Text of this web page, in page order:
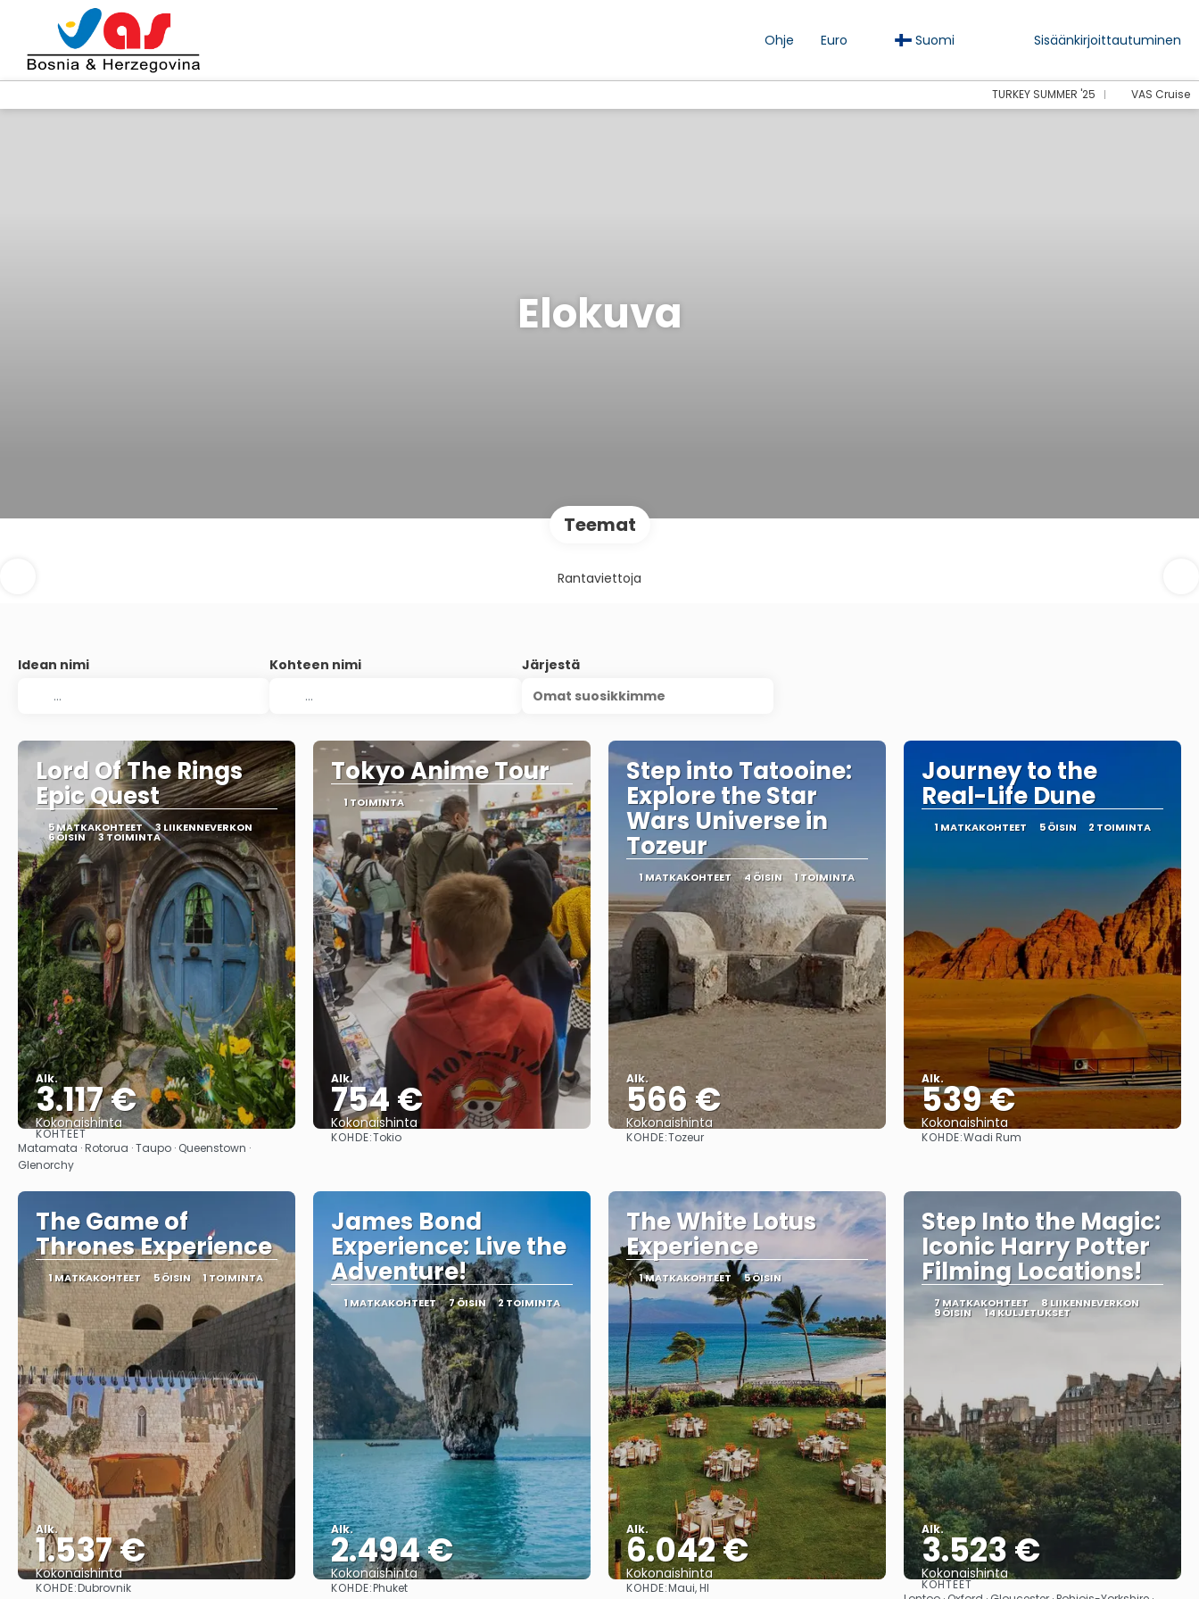
Ohje Euro Suomi Sisäänkirjoittautuminen
TURKEY SUMMER '25 VAS Cruise
Elokuva
Teemat
Rantaviettoja
Idean nimi Kohteen nimi
Järjestä
Omat suosikkimme
Lord Of The Rings
Epic Quest
5 MATKAKOHTEET 3 LIIKENNEVERKON
6 ÖISIN 3 TOIMINTA
Alk.
3.117 €
Kokonaishinta
Nähdä
KOHTEET
Matamata · Rotorua · Taupo · Queenstown ·
Glenorchy
Tokyo Anime Tour
1 TOIMINTA
Alk.
754 €
Kokonaishinta
KOHDE:Tokio
Step into Tatooine:
Explore the Star
Wars Universe in
Tozeur
1 MATKAKOHTEET 4 ÖISIN 1 TOIMINTA
Alk.
566 €
Kokonaishinta
KOHDE:Tozeur
Journey to the
Real-Life Dune
1 MATKAKOHTEET 5 ÖISIN 2 TOIMINTA
Alk.
539 €
Kokonaishinta
KOHDE:Wadi Rum
The Game of
Thrones Experience
1 MATKAKOHTEET 5 ÖISIN 1 TOIMINTA
Alk.
1.537 €
Kokonaishinta
KOHDE:Dubrovnik
James Bond
Experience: Live the
Adventure!
1 MATKAKOHTEET 7 ÖISIN 2 TOIMINTA
Alk.
2.494 €
Kokonaishinta
KOHDE:Phuket
The White Lotus
Experience
1 MATKAKOHTEET 5 ÖISIN
Alk.
6.042 €
Kokonaishinta
KOHDE:Maui, HI
Step Into the Magic:
Iconic Harry Potter
Filming Locations!
7 MATKAKOHTEET 8 LIIKENNEVERKON
9 ÖISIN 14 KULJETUKSET
Alk.
3.523 €
Kokonaishinta
KOHTEET